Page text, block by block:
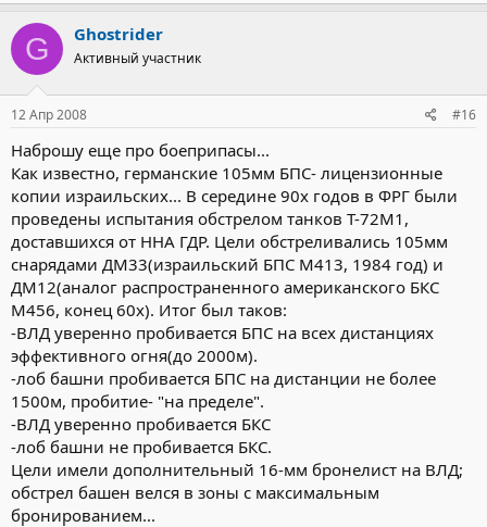
G Ghostrider
Активный участник
12 Апр 2008 #16
Наброшу еще про боеприпасы...
Как известно, германские 105мм БПС- лицензионные
копии израильских... В середине 90х годов в ФРГ были
проведены испытания обстрелом танков Т-72М1,
доставшихся от ННА ГДР. Цели обстреливались 105мм
снарядами ДМ33(израильский БПС М413, 1984 год) и
ДМ12(аналог распространенного американского БКС
М456, конец 60х). Итог был таков:
-ВЛД уверенно пробивается БПС на всех дистанциях
эффективного огня(до 2000м).
-лоб башни пробивается БПС на дистанции не более
1500м, пробитие- "на пределе".
-ВЛД уверенно пробивается БКС
-лоб башни не пробивается БКС.
Цели имели дополнительный 16-мм бронелист на ВЛД;
обстрел башен велся в зоны с максимальным
бронированием...